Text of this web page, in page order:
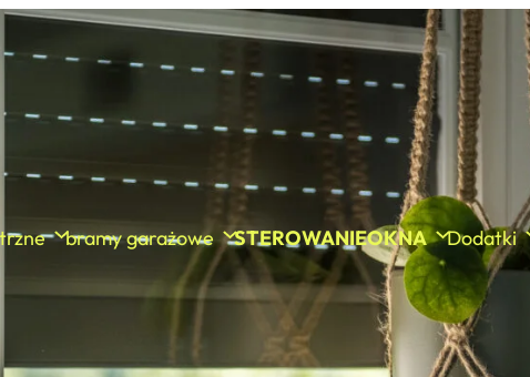
bramy garażowe STEROWANIEOKNA Dodatki